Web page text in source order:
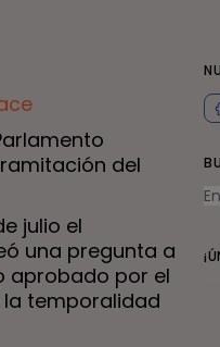
del
julio el
una pregunta a
aprobado por el
temporalidad